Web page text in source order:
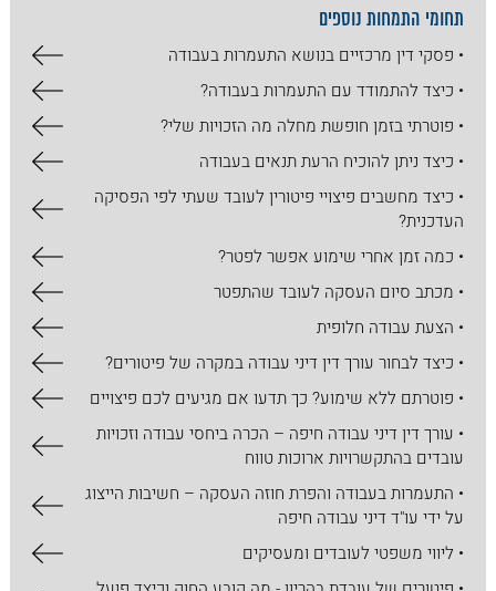
תחומי התמחות נוספים
• פסקי דין מרכזיים בנושא התעמרות בעבודה
• כיצד להתמודד עם התעמרות בעבודה?
• פוטרתי בזמן חופשת מחלה מה הזכויות שלי?
• כיצד ניתן להוכיח הרעת תנאים בעבודה
• כיצד מחשבים פיצויי פיטורין לעובד שעתי לפי הפסיקה
העדכנית?
• כמה זמן אחרי שימוע אפשר לפטר?
• מכתב סיום העסקה לעובד שהתפטר
• הצעת עבודה חלופית
• כיצד לבחור עורך דין דיני עבודה במקרה של פיטורים?
• פוטרתם ללא שימוע? כך תדעו אם מגיעים לכם פיצויים
• עורך דין דיני עבודה חיפה – הכרה ביחסי עבודה וזכויות
עובדים בהתקשרויות ארוכות טווח
• התעמרות בעבודה והפרת חוזה העסקה – חשיבות הייצוג
על ידי עו"ד דיני עבודה חיפה
• ליווי משפטי לעובדים ומעסיקים